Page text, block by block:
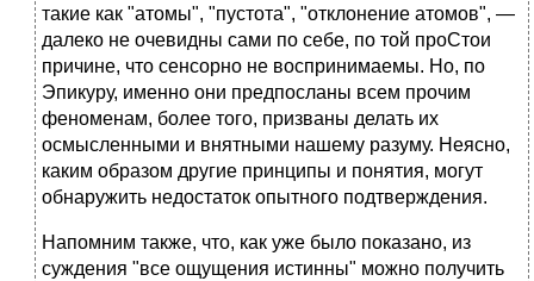
такие как "атомы", "пустота", "отклонение атомов", —
далеко не очевидны сами по себе, по той проСтои
причине, что сенсорно не воспринимаемы. Но, по
Эпикуру, именно они предпосланы всем прочим
феноменам, более того, призваны делать их
осмысленными и внятными нашему разуму. Неясно,
каким образом другие принципы и понятия, могут
обнаружить недостаток опытного подтверждения.
Напомним также, что, как уже было показано, из
суждения "все ощущения истинны" можно получить